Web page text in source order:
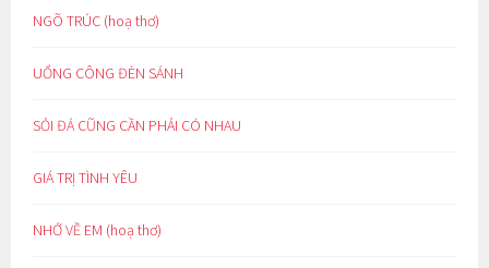
NGÕ TRÚC (hoạ thơ)
UỔNG CÔNG ĐÈN SÁNH
SỎI ĐÁ CŨNG CẦN PHẢI CÓ NHAU
GIÁ TRỊ TÌNH YÊU
NHỚ VỀ EM (hoạ thơ)